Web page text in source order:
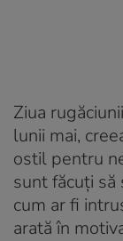
Ziua
lunii mai, cr
ostil pentru
sunt făcuţi să
cum ar fi
arată în